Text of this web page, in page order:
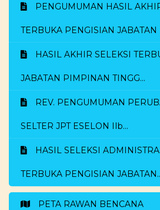
PENGUMUMAN HASIL
TERBUKA PENGISIAN JABATAN
HASIL AKHIR SELEKSI
JABATAN PIMPINAN TINGG...
REV. PENGUMUMAN
SELTER JPT ESELON IIb...
HASIL SELEKSI
TERBUKA PENGISIAN
PETA RAWAN BENCANA